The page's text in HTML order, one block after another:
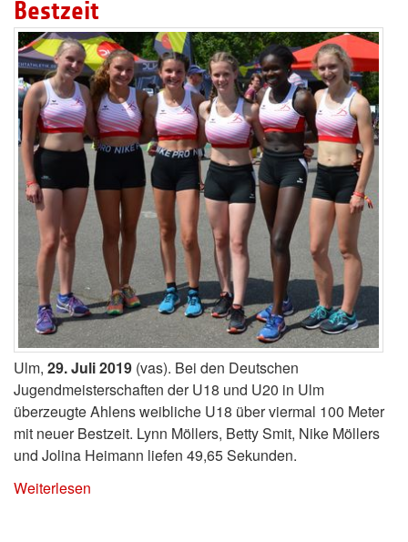
Bestzeit
Ulm, 29. Juli 2019 (vas). Bei den Deutschen
Jugendmeisterschaften der U18 und U20 in Ulm
überzeugte Ahlens weibliche U18 über viermal 100 Meter
mit neuer Bestzeit. Lynn Möllers, Betty Smit, Nike Möllers
und Jolina Heimann liefen 49,65 Sekunden.
Weiterlesen